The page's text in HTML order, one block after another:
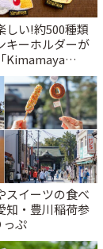
しい!約500種類
キーホルダーが
Kimamaya
スイーツの食べ
・豊川稲荷参
っぷ